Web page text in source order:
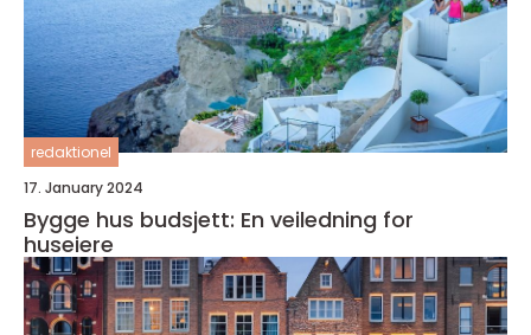
redaktionel
17. January 2024
Bygge hus budsjett: En veiledning for
huseiere